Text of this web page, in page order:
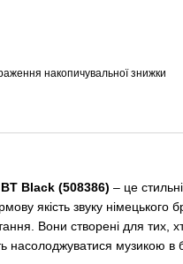
накопичувальної знижки
Black (508386) – це
якість звуку німецького
Вони створені для тих,
насолоджуватися музикою в